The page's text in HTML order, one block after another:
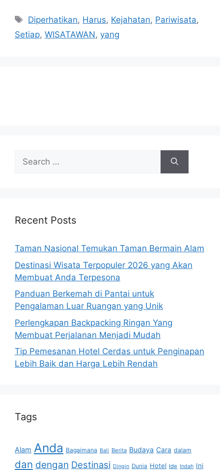
Tags
Diperhatikan, Harus, Kejahatan, Pariwisata,
Setiap, WISATAWAN, yang
Search
for:
Recent Posts
Taman Nasional Temukan Taman Bermain Alam
Destinasi Wisata Terpopuler 2026 yang Akan
Membuat Anda Terpesona
Panduan Berkemah di Pantai untuk
Pengalaman Luar Ruangan yang Unik
Perlengkapan Backpacking Ringan Yang
Membuat Perjalanan Menjadi Mudah
Tip Pemesanan Hotel Cerdas untuk Penginapan
Lebih Baik dan Harga Lebih Rendah
Tags
Alam Anda Bagaimana Bali Berita Budaya Cara dalam
dan dengan Destinasi Dingin Dunia Hotel Ide Indah Ini